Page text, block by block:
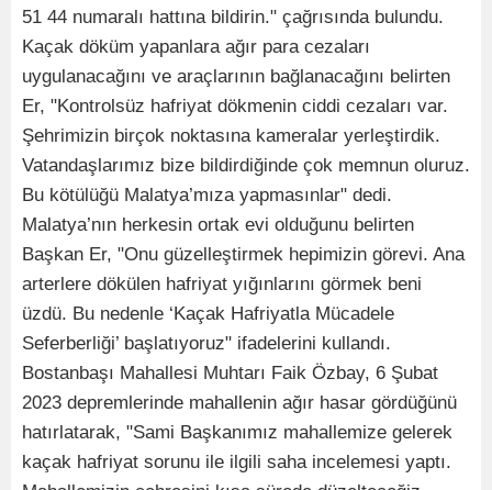
51 44 numaralı hattına bildirin." çağrısında bulundu.
Kaçak döküm yapanlara ağır para cezaları
uygulanacağını ve araçlarının bağlanacağını belirten
Er, "Kontrolsüz hafriyat dökmenin ciddi cezaları var.
Şehrimizin birçok noktasına kameralar yerleştirdik.
Vatandaşlarımız bize bildirdiğinde çok memnun oluruz.
Bu kötülüğü Malatya’mıza yapmasınlar" dedi.
Malatya’nın herkesin ortak evi olduğunu belirten
Başkan Er, "Onu güzelleştirmek hepimizin görevi. Ana
arterlere dökülen hafriyat yığınlarını görmek beni
üzdü. Bu nedenle ‘Kaçak Hafriyatla Mücadele
Seferberliği’ başlatıyoruz" ifadelerini kullandı.
Bostanbaşı Mahallesi Muhtarı Faik Özbay, 6 Şubat
2023 depremlerinde mahallenin ağır hasar gördüğünü
hatırlatarak, "Sami Başkanımız mahallemize gelerek
kaçak hafriyat sorunu ile ilgili saha incelemesi yaptı.